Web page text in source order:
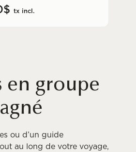
tx incl.
en groupe
ou d’un guide
au long de votre voyage,